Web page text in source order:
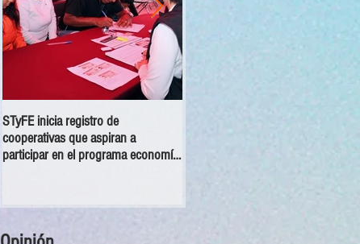
STyFE inicia registro de
cooperativas que aspiran a
participar en el programa economía